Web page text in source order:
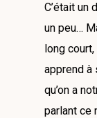
C’était un
un peu…
long
apprend à
qu’on a
parlant ce